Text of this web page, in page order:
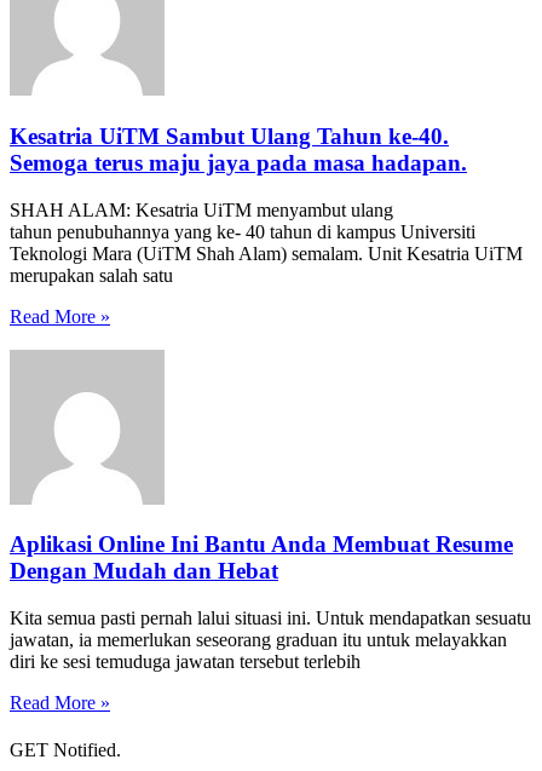
Kesatria UiTM Sambut Ulang Tahun ke-40.
Semoga terus maju jaya pada masa hadapan.
SHAH ALAM: Kesatria UiTM menyambut ulang
tahun penubuhannya yang ke- 40 tahun di kampus Universiti
Teknologi Mara (UiTM Shah Alam) semalam. Unit Kesatria UiTM
merupakan salah satu
Read More »
Aplikasi Online Ini Bantu Anda Membuat Resume
Dengan Mudah dan Hebat
Kita semua pasti pernah lalui situasi ini. Untuk mendapatkan sesuatu
jawatan, ia memerlukan seseorang graduan itu untuk melayakkan
diri ke sesi temuduga jawatan tersebut terlebih
Read More »
GET Notified.